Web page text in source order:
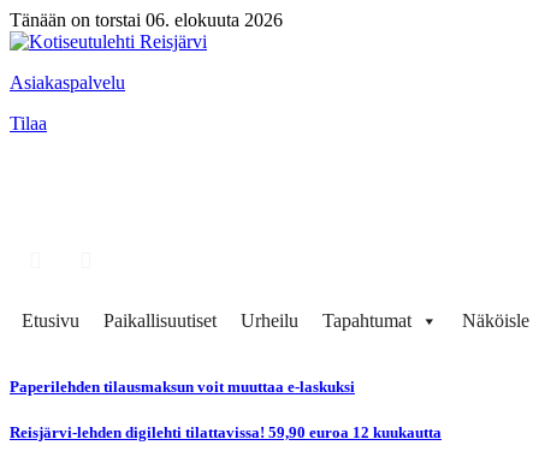
Tänään on torstai 06. elokuuta 2026
Asiakaspalvelu
Tilaa
Etusivu Paikallisuutiset Urheilu Tapahtumat
Paperilehden tilausmaksun voit muuttaa e-laskuksi
Reisjärvi-lehden digilehti tilattavissa! 59,90 euroa 12 kuukautta